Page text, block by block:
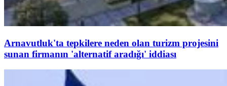
Arnavutluk'ta tepkilere neden olan turizm projesini
sunan firmanın 'alternatif aradığı' iddiası